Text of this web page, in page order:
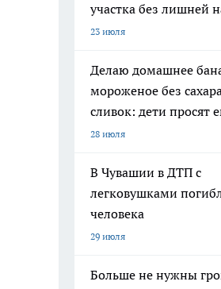
участка без лишней
23 июля
Делаю домашнее
мороженое без
сливок: дети просят
28 июля
В Чувашии в ДТП с
легковушками
человека
29 июля
Больше не нужны